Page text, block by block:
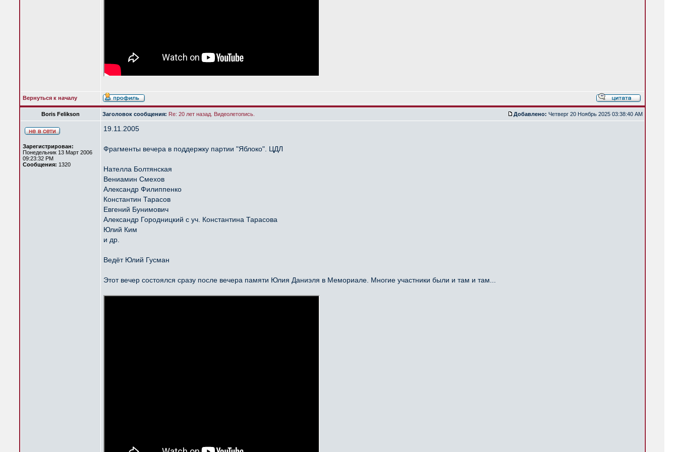
Вернуться к началу
Boris Felikson Заголовок сообщения: Re: 20 лет назад. Видеолетопись. Добавлено: Четверг 20 Ноябрь 2025 03:38:40 AM
Зарегистрирован:
Понедельник 13 Март 2006
09:23:32 PM
Сообщения: 1320
19.11.2005
Фрагменты вечера в поддержку партии "Яблоко". ЦДЛ
Нателла Болтянская
Вениамин Смехов
Александр Филиппенко
Константин Тарасов
Евгений Бунимович
Александр Городницкий с уч. Константина Тарасова
Юлий Ким
и др.
Ведёт Юлий Гусман
Этот вечер состоялся сразу после вечера памяти Юлия Даниэля в Мемориале. Многие участники были и там и там...